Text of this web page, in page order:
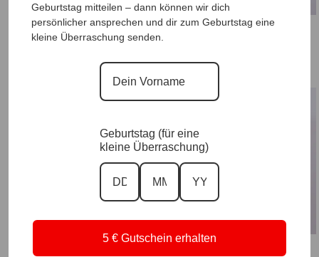
Lederhose Rosso Love |Gr. UNI 36-48+|,
Anr.: 3848
Longkette Princess Glamour, Anr.: 3810
UnderRolli Red Star |Gr. UNI 36-44|, Anr.:
Geburtstag mitteilen – dann können wir dich
persönlicher ansprechen und dir zum Geburtstag eine
kleine Überraschung senden.
Geburtstag (für eine
kleine Überraschung)
5 € Gutschein erhalten